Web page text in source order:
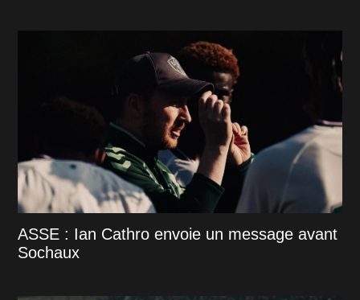
ASSE : Ian Cathro envoie un message avant
Sochaux